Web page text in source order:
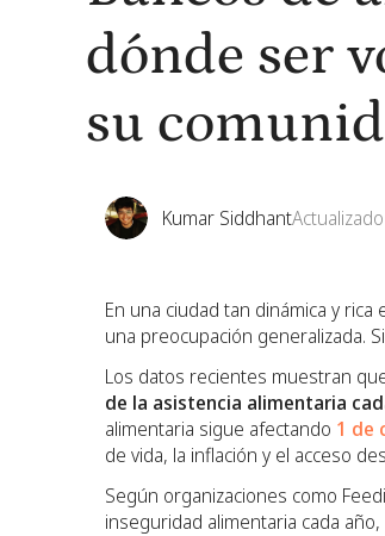
dónde ser
su
Kumar Siddhant
En una ciudad tan dinámica y
una preocupación generalizada.
Los datos recientes muestran
de la asistencia alimentaria
alimentaria sigue afectando 1 de
de vida, la inflación y el acceso
Según organizaciones como
inseguridad alimentaria cada